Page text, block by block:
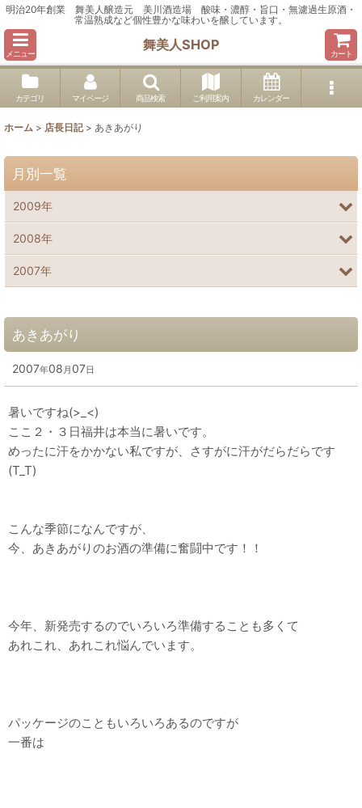
明治20年創業 舞美人醸造元 美川酒造場 酸味・濃醇・旨口・無濾過生原酒・
常温熟成など個性豊かな味わいを醸しています。
メニュー
舞美人SHOP
カート
カテゴリ マイページ 商品検索 ご利用案内 カレンダー
ホーム > 店長日記 > あきあがり
あきあがり
2007年08 月 07日
暑いですね(>_<)
ここ２・３日福井は本当に暑いです。
めったに汗をかかない私ですが、さすがに汗がだらだらです
(T_T)
こんな季節になんですが、
今、あきあがりのお酒の準備に奮闘中です！！
今年、新発売するのでいろいろ準備することも多くて
あれこれ、あれこれ悩んでいます。
パッケージのこともいろいろあるのですが
一番は
月別一覧
2009年
2008年
2007年